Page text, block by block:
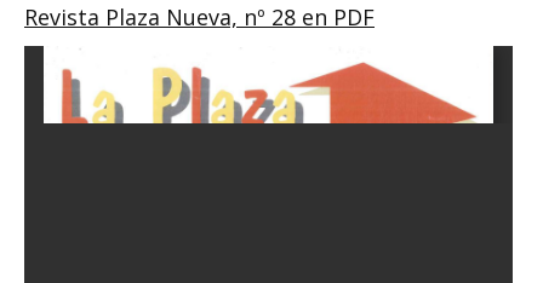
Revista Plaza Nueva, nº 28 en PDF